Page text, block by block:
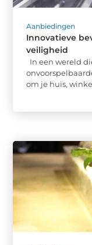
Aanbiedingen
Innovatieve
veiligheid
In een wereld
om je huis,